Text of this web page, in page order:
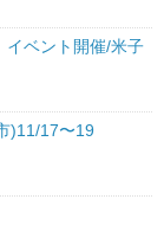
ベント開催/米子
)11/17〜19